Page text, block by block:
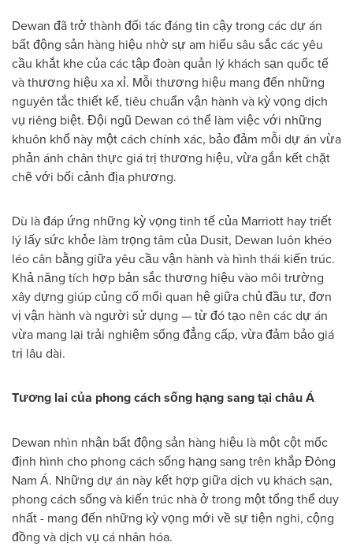
Dewan đã trở thành đối tác đáng tin cậy trong các dự án
bất động sản hàng hiệu nhờ sự am hiểu sâu sắc các yêu
cầu khắt khe của các tập đoàn quản lý khách sạn quốc tế
và thương hiệu xa xỉ. Mỗi thương hiệu mang đến những
nguyên tắc thiết kế, tiêu chuẩn vận hành và kỳ vọng dịch
vụ riêng biệt. Đội ngũ Dewan có thể làm việc với những
khuôn khổ này một cách chính xác, bảo đảm mỗi dự án vừa
phản ánh chân thực giá trị thương hiệu, vừa gắn kết chặt
chẽ với bối cảnh địa phương.
Dù là đáp ứng những kỳ vọng tinh tế của Marriott hay triết
lý lấy sức khỏe làm trọng tâm của Dusit, Dewan luôn khéo
léo cân bằng giữa yêu cầu vận hành và hình thái kiến trúc.
Khả năng tích hợp bản sắc thương hiệu vào môi trường
xây dựng giúp củng cố mối quan hệ giữa chủ đầu tư, đơn
vị vận hành và người sử dụng — từ đó tạo nên các dự án
vừa mang lại trải nghiệm sống đẳng cấp, vừa đảm bảo giá
trị lâu dài.
Tương lai của phong cách sống hạng sang tại châu Á
Dewan nhìn nhận bất động sản hàng hiệu là một cột mốc
định hình cho phong cách sống hạng sang trên khắp Đông
Nam Á. Những dự án này kết hợp giữa dịch vụ khách sạn,
phong cách sống và kiến trúc nhà ở trong một tổng thể duy
nhất - mang đến những kỳ vọng mới về sự tiện nghi, cộng
đồng và dịch vụ cá nhân hóa.